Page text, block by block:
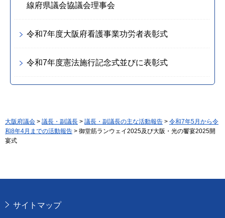
線府県議会協議会理事会
令和7年度大阪府看護事業功労者表彰式
令和7年度憲法施行記念式並びに表彰式
大阪府議会 > 議長・副議長 > 議長・副議長の主な活動報告 > 令和7年5月から令
和8年4月までの活動報告 > 御堂筋ランウェイ2025及び大阪・光の饗宴2025開
宴式
サイトマップ